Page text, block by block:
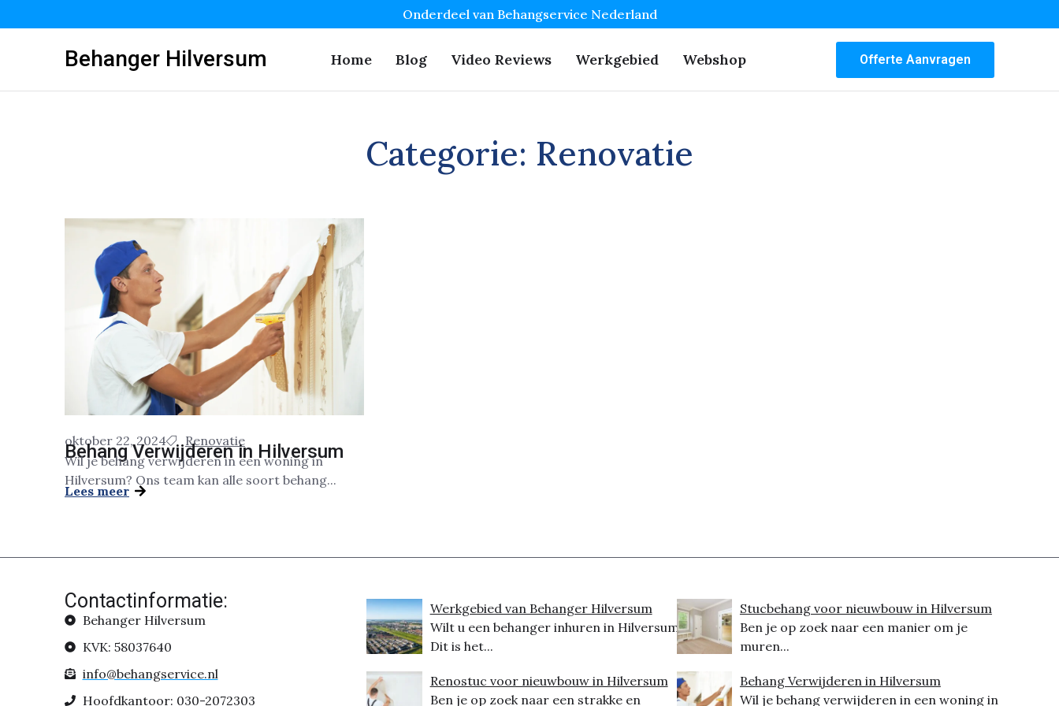
Onderdeel van Behangservice Nederland
Behanger Hilversum Home Blog Video Reviews Werkgebied Webshop Offerte Aanvragen
Categorie: Renovatie
oktober 22, 2024 Renovatie
Behang Verwijderen in Hilversum
Wil je behang verwijderen in een woning in
Hilversum? Ons team kan alle soort behang...
Lees meer
Contactinformatie:
Behanger Hilversum
KVK: 58037640
info@behangservice.nl
Hoofdkantoor: 030-2072303
Werkgebied van Behanger Hilversum
Wilt u een behanger inhuren in Hilversum?
Dit is het...
Renostuc voor nieuwbouw in Hilversum
Ben je op zoek naar een strakke en
Stucbehang voor nieuwbouw in Hilversum
Ben je op zoek naar een manier om je
muren...
Behang Verwijderen in Hilversum
Wil je behang verwijderen in een woning in